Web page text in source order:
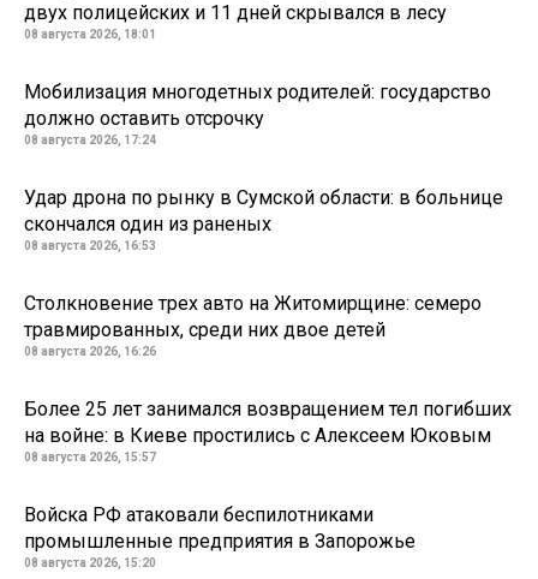
двух полицейских и 11 дней скрывался в лесу
08 августа 2026, 18:01
Мобилизация многодетных родителей: государство
должно оставить отсрочку
08 августа 2026, 17:24
Удар дрона по рынку в Сумской области: в больнице
скончался один из раненых
08 августа 2026, 16:53
Столкновение трех авто на Житомирщине: семеро
травмированных, среди них двое детей
08 августа 2026, 16:26
Более 25 лет занимался возвращением тел погибших
на войне: в Киеве простились с Алексеем Юковым
08 августа 2026, 15:57
Войска РФ атаковали беспилотниками
промышленные предприятия в Запорожье
08 августа 2026, 15:20